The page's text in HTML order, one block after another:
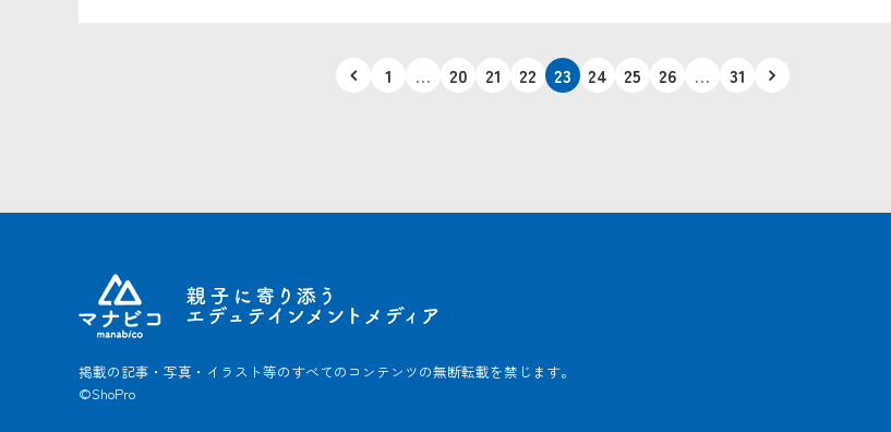
ログラムを取り入れだす園も増え
ているので […]
クリエイター […]
1 … 20 21 22 23 24 25 26 … 31
掲載の記事・写真・イラスト等のすべてのコンテンツの無断転載を禁じます。
©ShoPro